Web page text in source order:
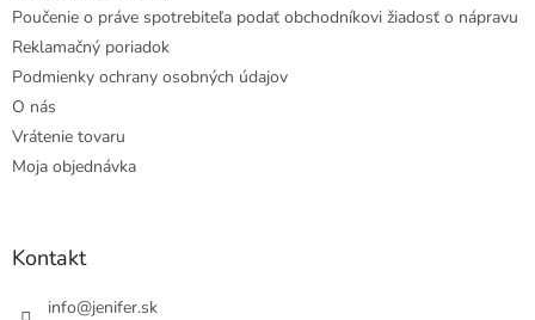
Poučenie o práve spotrebiteľa podať obchodníkovi žiadosť o nápravu
Reklamačný poriadok
Podmienky ochrany osobných údajov
O nás
Vrátenie tovaru
Moja objednávka
Kontakt
info@jenifer.sk